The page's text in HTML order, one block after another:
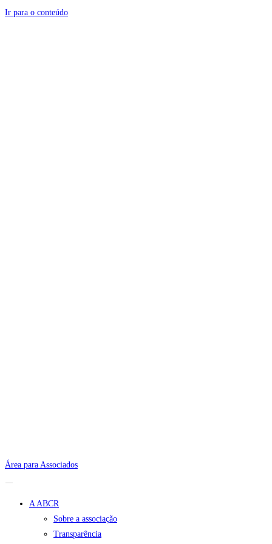
Ir para o conteúdo
Área para Associados
A ABCR
Sobre a associação
Transparência